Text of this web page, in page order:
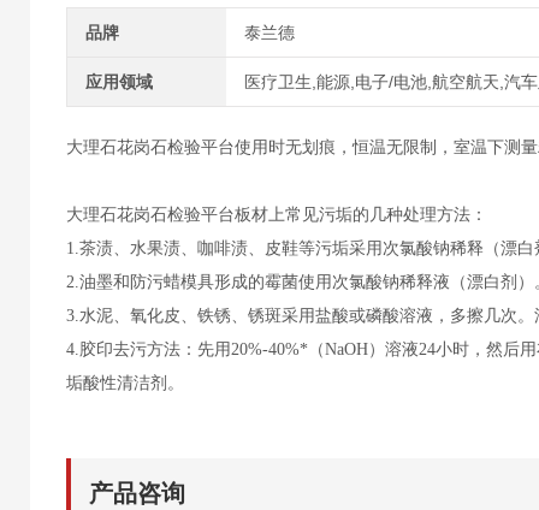
品牌 泰兰德
应用领域 医疗卫生,能源,电子/电池,航空航天,汽
大理石花岗石检验平台使用时无划痕，恒温无限制，室温下测
大理石花岗石检验平台板材上常见污垢的几种处理方法：
1.茶渍、水果渍、咖啡渍、皮鞋等污垢采用次氯酸钠稀释（漂
2.油墨和防污蜡模具形成的霉菌使用次氯酸钠稀释液（漂白剂
3.水泥、氧化皮、铁锈、锈斑采用盐酸或磷酸溶液，多擦几次
4.胶印去污方法：先用20%-40%*（NaOH）溶液24小时，然后
垢酸性清洁剂。
产品咨询